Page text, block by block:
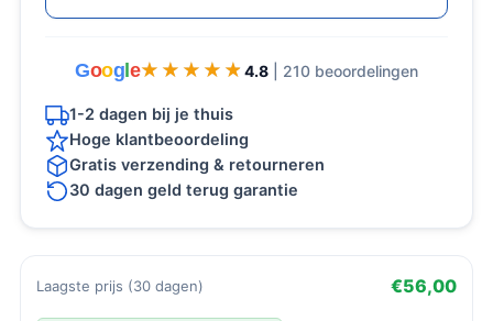
Goog e★★★★★
★★★★★ 4.8 | 210 beoordelingen
1-2 dagen bij je thuis
Hoge klantbeoordeling
Gratis verzending & retourneren
30 dagen geld terug garantie
Laagste prijs (30 dagen) €56,00